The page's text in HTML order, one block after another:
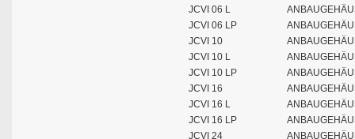
JCVI 06 L
JCVI 06 LP
JCVI 10
JCVI 10 L
JCVI 10 LP
JCVI 16
JCVI 16 L
JCVI 16 LP
JCVI 24